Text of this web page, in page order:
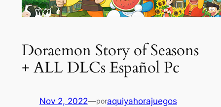
Doraemon Story of Seasons
+ ALL DLCs Español Pc
Nov 2, 2022—poraquiyahorajuegos